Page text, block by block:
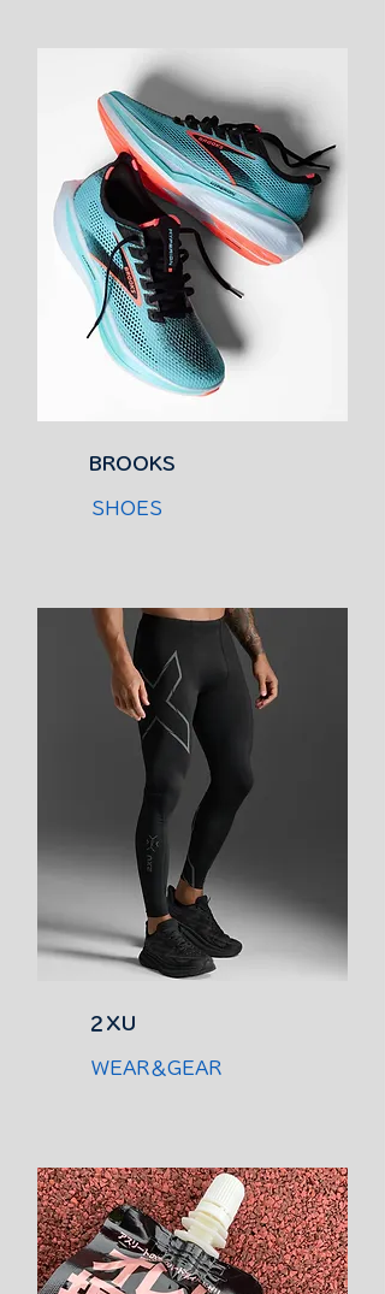
BROOKS
SHOES
２XU
WEAR＆GEAR